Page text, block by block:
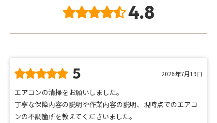
4.8
5 2026年7月19日
エアコンの清掃をお願いしました。
丁寧な保障内容の説明や作業内容の説明、現時点でのエアコ
ンの不調箇所を教えてくださいました。